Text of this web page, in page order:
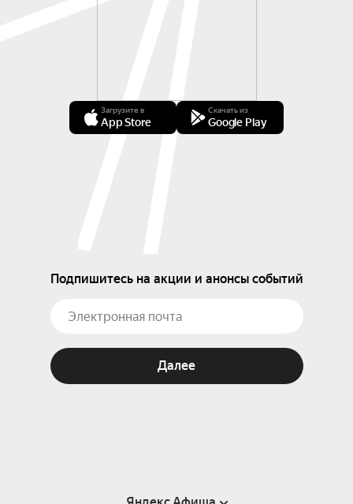
Загрузите в
App Store
Скачать из
Google Play
Подпишитесь на акции и анонсы событий
Далее